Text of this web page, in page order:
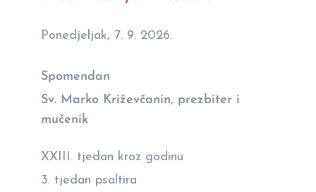
Ponedjeljak, 7. 9. 2026.
Spomendan
Sv. Marko Križevčanin, prezbiter i
mučenik
XXIII. tjedan kroz godinu
3. tjedan psaltira